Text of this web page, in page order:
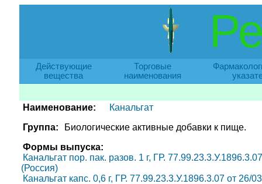
Действующие
вещества
Торговые
наименования
Наименование:
Канальгат
Группа:
Биологические активные добавки к пище.
Формы выпуска:
Канальгат пор. пак. разов. 1 г, ГР.
(Россия)
Канальгат капс. 0,6 г, ГР. 77.99.23.3.У.1896.3.07 от